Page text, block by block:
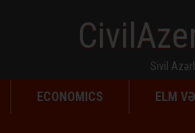
Sivil
ECONOMICS ELM